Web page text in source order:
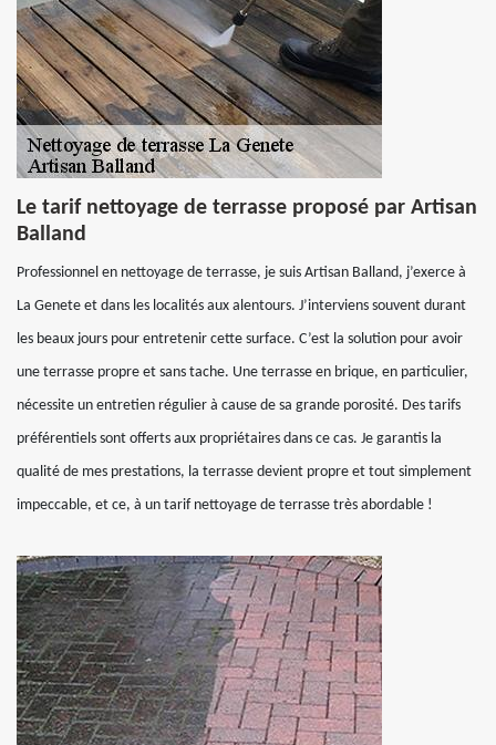
Le tarif nettoyage de terrasse proposé par Artisan
Balland
Professionnel en nettoyage de terrasse, je suis Artisan Balland, j’exerce à
La Genete et dans les localités aux alentours. J’interviens souvent durant
les beaux jours pour entretenir cette surface. C’est la solution pour avoir
une terrasse propre et sans tache. Une terrasse en brique, en particulier,
nécessite un entretien régulier à cause de sa grande porosité. Des tarifs
préférentiels sont offerts aux propriétaires dans ce cas. Je garantis la
qualité de mes prestations, la terrasse devient propre et tout simplement
impeccable, et ce, à un tarif nettoyage de terrasse très abordable !